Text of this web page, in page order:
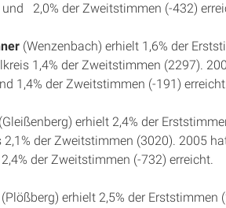
2,0% der Zweitstimmen (-432)
(Wenzenbach) erhielt 1,6% der
1,4% der Zweitstimmen (2297).
1,4% der Zweitstimmen (-191)
(Gleißenberg) erhielt 2,4% der
der Zweitstimmen (3020). 2005
der Zweitstimmen (-732) erreicht.
erhielt 2,5% der Erststimmen